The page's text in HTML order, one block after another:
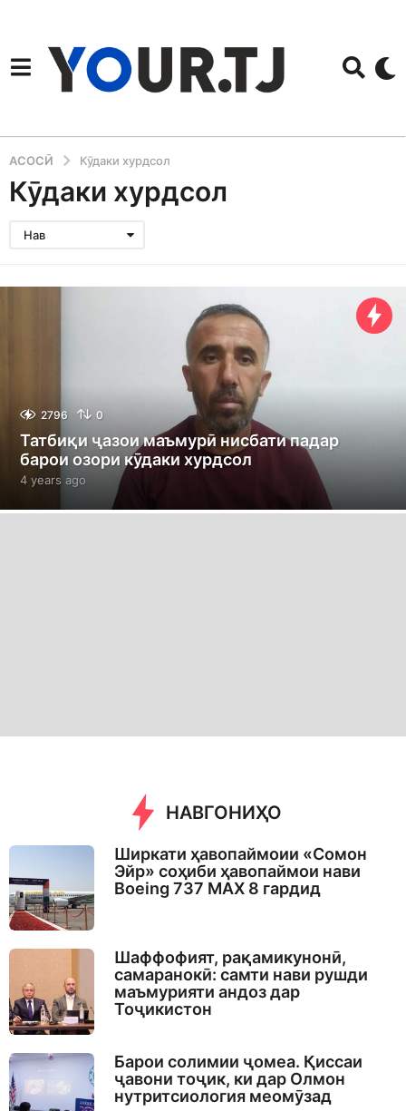
АСОСӢ Кӯдаки хурдсол
Кӯдаки хурдсол
Нав
2796 0
Татбиқи ҷазои маъмурӣ нисбати падар
барои озори кӯдаки хурдсол
4 years ago
e
НАВГОНИҲО
Ширкати ҳавопаймоии «Сомон
Эйр» соҳиби ҳавопаймои нави
Boeing 737 MAX 8 гардид
Шаффофият, рақамикунонӣ,
самаранокӣ: самти нави рушди
маъмурияти андоз дар
Тоҷикистон
Барои солимии ҷомеа. Қиссаи
ҷавони тоҷик, ки дар Олмон
нутритсиология меомӯзад